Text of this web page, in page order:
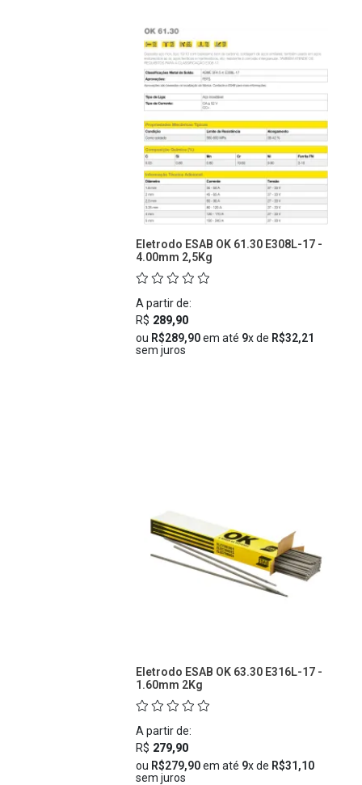
Eletrodo ESAB OK 61.30 E308L-17 -
4.00mm 2,5Kg
A partir de:
R$ 289,90
ou R$289,90em até 9x de R$32,21
sem juros
Eletrodo ESAB OK 63.30 E316L-17 -
1.60mm 2Kg
A partir de:
R$ 279,90
ou R$279,90em até 9x de R$31,10
sem juros